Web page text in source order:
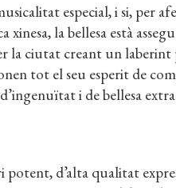
especial, i si, per
la bellesa està
la ciutat creant un laberint
tot el seu esperit de
i de bellesa
d’alta qualitat